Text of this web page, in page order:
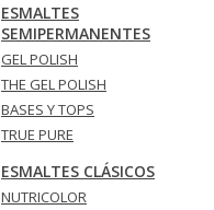
ESMALTES
SEMIPERMANENTES
GEL POLISH
THE GEL POLISH
BASES Y‎ TOPS
TRUE PURE
ESMALTES CLÁSICOS
NUTRICOLOR